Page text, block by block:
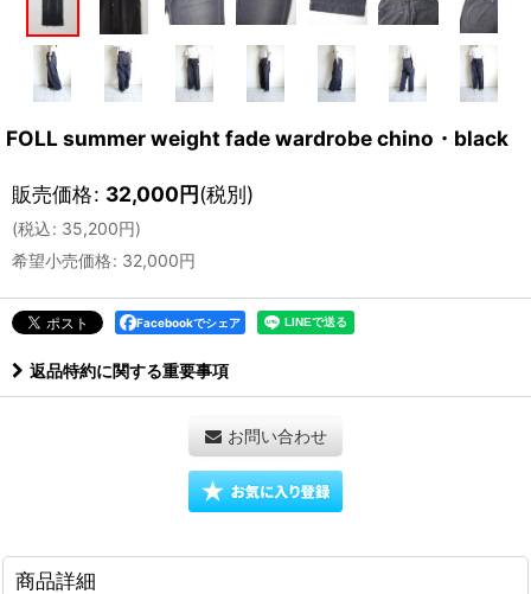
FOLL summer weight fade wardrobe chino・black
販売価格: 32,000円(税別)
(税込: 35,200円)
希望小売価格: 32,000円
Facebookでシェア
返品特約に関する重要事項
お問い合わせ
商品詳細